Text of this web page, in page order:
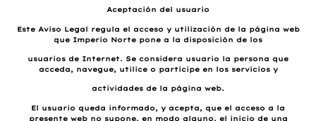
Aceptación del usuario
Este Aviso Legal regula el acceso y utilización de la página web
que Imperio Norte pone a la disposición de los
usuarios de Internet. Se considera usuario la persona que
acceda, navegue, utilice o participe en los servicios y
actividades de la página web.
El usuario queda informado, y acepta, que el acceso a la
presente web no supone, en modo alguno, el inicio de una